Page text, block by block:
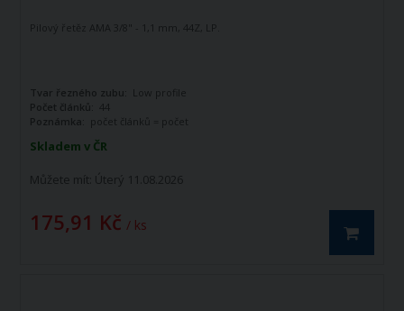
Skladem v ČR
Můžete mít: Úterý 11.08.2026
175,91 Kč / ks
Pilový řetěz AMA 3/8" - 1,1 mm, 44Z, LP.
Tvar řezného zubu: Low profile
Počet článků:
44
Poznámka: počet článků = počet